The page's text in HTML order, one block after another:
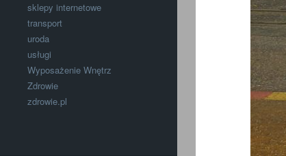
sklepy internetowe
transport
uroda
usługi
Wyposażenie Wnętrz
Zdrowie
zdrowie.pl